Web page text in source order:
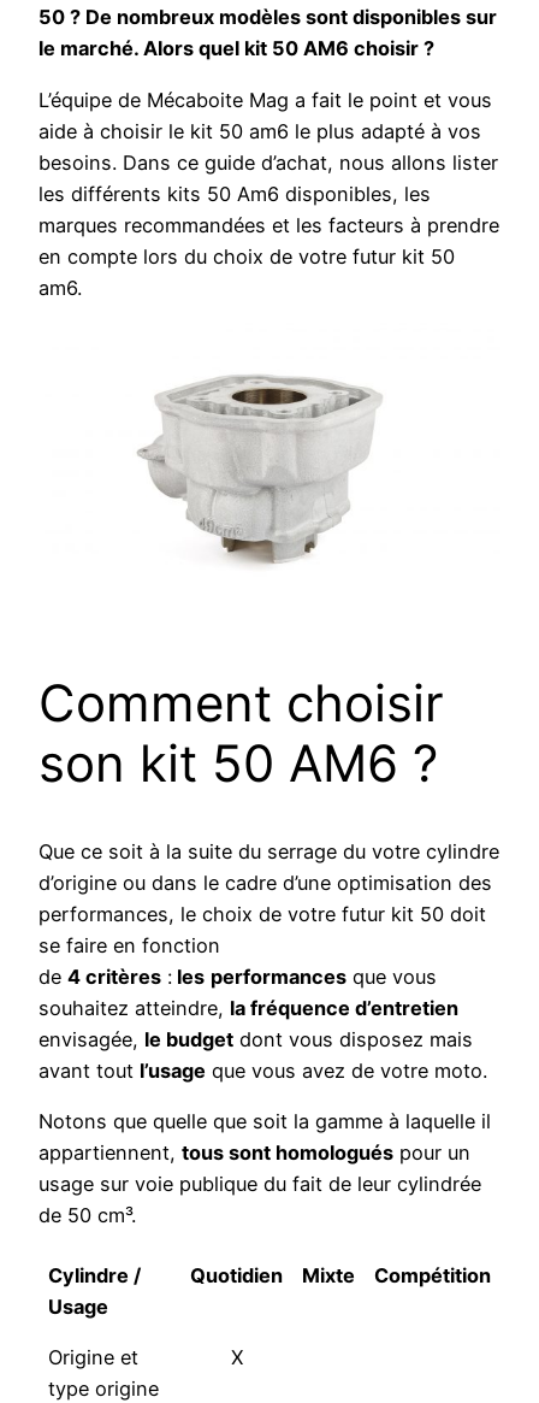
50 ? De nombreux modèles sont disponibles sur
le marché. Alors quel kit 50 AM6 choisir ?
L’équipe de Mécaboite Mag a fait le point et vous
aide à choisir le kit 50 am6 le plus adapté à vos
besoins. Dans ce guide d’achat, nous allons lister
les différents kits 50 Am6 disponibles, les
marques recommandées et les facteurs à prendre
en compte lors du choix de votre futur kit 50
am6.
Comment choisir
son kit 50 AM6 ?
Que ce soit à la suite du serrage du votre cylindre
d’origine ou dans le cadre d’une optimisation des
performances, le choix de votre futur kit 50 doit
se faire en fonction
de 4 critères : les performances que vous
souhaitez atteindre, la fréquence d’entretien
envisagée, le budget dont vous disposez mais
avant tout l’usage que vous avez de votre moto.
Notons que quelle que soit la gamme à laquelle il
appartiennent, tous sont homologués pour un
usage sur voie publique du fait de leur cylindrée
de 50 cm³.
Cylindre /
Usage
Quotidien Mixte Compétition
Origine et
type origine
X